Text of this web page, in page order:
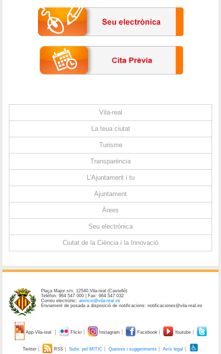
Vila-real
La teua ciutat
Turisme
Transparència
L'Ajuntament i tu
Ajuntament
Àrees
Seu electrònica
Ciutat de la Ciència i la Innovació
Plaça Major s/n. 12540 Vila-real (Castelló)
Telèfon: 964 547 000 | Fax: 964 547 032
Correu electrònic:atencio@vila-real.es
Enviament de posada a disposició de notificacions: notificaciones@vila-real.es
App Vila-real Flickr Instagram Facebook Youtube
Twitter RSS Subv. pel MITIC Queixes i suggeriments Avís legal